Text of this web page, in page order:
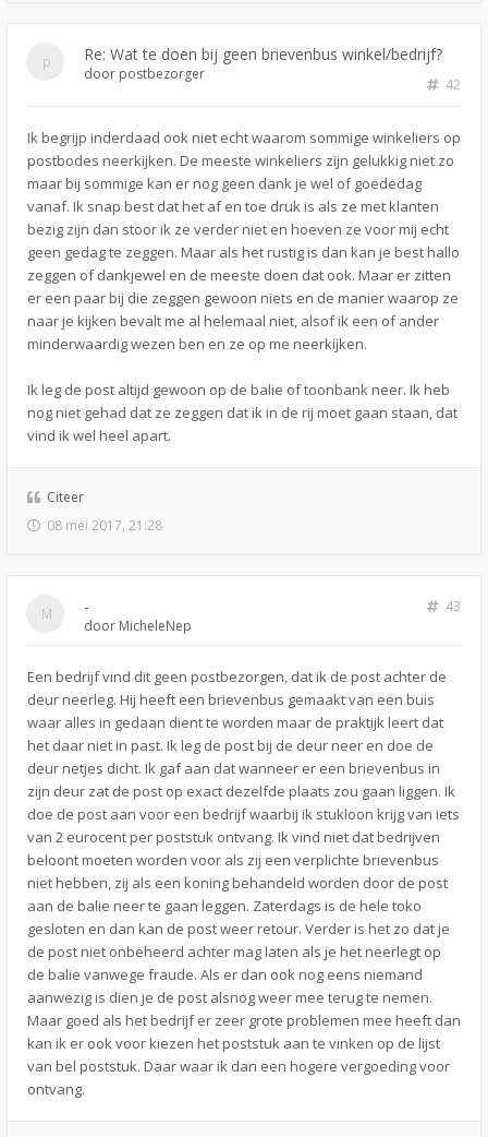
Re: Wat te doen bij geen brievenbus winkel/bedrijf?
42
door postbezorger
Ik begrijp inderdaad ook niet echt waarom sommige winkeliers op
postbodes neerkijken. De meeste winkeliers zijn gelukkig niet zo
maar bij sommige kan er nog geen dank je wel of goededag
vanaf. Ik snap best dat het af en toe druk is als ze met klanten
bezig zijn dan stoor ik ze verder niet en hoeven ze voor mij echt
geen gedag te zeggen. Maar als het rustig is dan kan je best hallo
zeggen of dankjewel en de meeste doen dat ook. Maar er zitten
er een paar bij die zeggen gewoon niets en de manier waarop ze
naar je kijken bevalt me al helemaal niet, alsof ik een of ander
minderwaardig wezen ben en ze op me neerkijken.
Ik leg de post altijd gewoon op de balie of toonbank neer. Ik heb
nog niet gehad dat ze zeggen dat ik in de rij moet gaan staan, dat
vind ik wel heel apart.
Citeer
08 mei 2017, 21:28
-
43
door MicheleNep
Een bedrijf vind dit geen postbezorgen, dat ik de post achter de
deur neerleg. Hij heeft een brievenbus gemaakt van een buis
waar alles in gedaan dient te worden maar de praktijk leert dat
het daar niet in past. Ik leg de post bij de deur neer en doe de
deur netjes dicht. Ik gaf aan dat wanneer er een brievenbus in
zijn deur zat de post op exact dezelfde plaats zou gaan liggen. Ik
doe de post aan voor een bedrijf waarbij ik stukloon krijg van iets
van 2 eurocent per poststuk ontvang. Ik vind niet dat bedrijven
beloont moeten worden voor als zij een verplichte brievenbus
niet hebben, zij als een koning behandeld worden door de post
aan de balie neer te gaan leggen. Zaterdags is de hele toko
gesloten en dan kan de post weer retour. Verder is het zo dat je
de post niet onbeheerd achter mag laten als je het neerlegt op
de balie vanwege fraude. Als er dan ook nog eens niemand
aanwezig is dien je de post alsnog weer mee terug te nemen.
Maar goed als het bedrijf er zeer grote problemen mee heeft dan
kan ik er ook voor kiezen het poststuk aan te vinken op de lijst
van bel poststuk. Daar waar ik dan een hogere vergoeding voor
ontvang.